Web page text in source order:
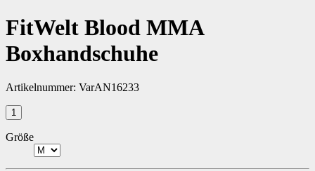
FitWelt Blood MMA
Boxhandschuhe
Artikelnummer: VarAN16233
Größe